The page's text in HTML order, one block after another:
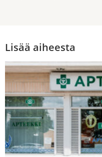
Lisää aiheesta